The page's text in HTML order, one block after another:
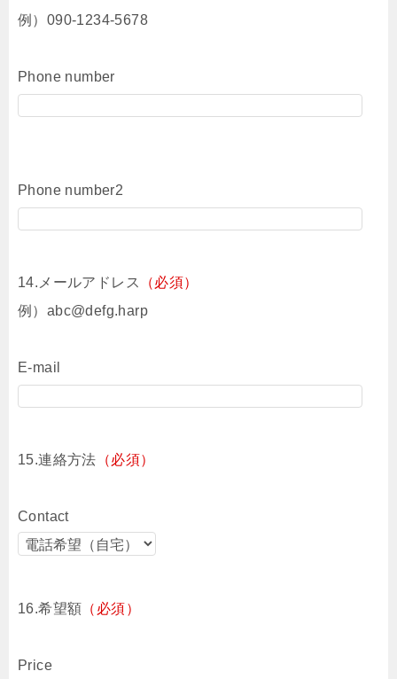
例）090-1234-5678
Phone number
Phone number2
14.メールアドレス
（必須）
例）abc@defg.harp
E-mail
15.連絡方法 （必須）
Contact
16.希望額 （必須）
Price